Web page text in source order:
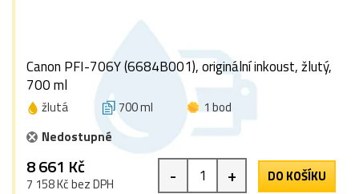
Canon PFI-706Y (6684B001), originální inkoust, žlutý,
700 ml
žlutá 700 ml
1 bod
Nedostupné
8 661 Kč
7 158 Kč bez DPH - + DO KOŠÍKU